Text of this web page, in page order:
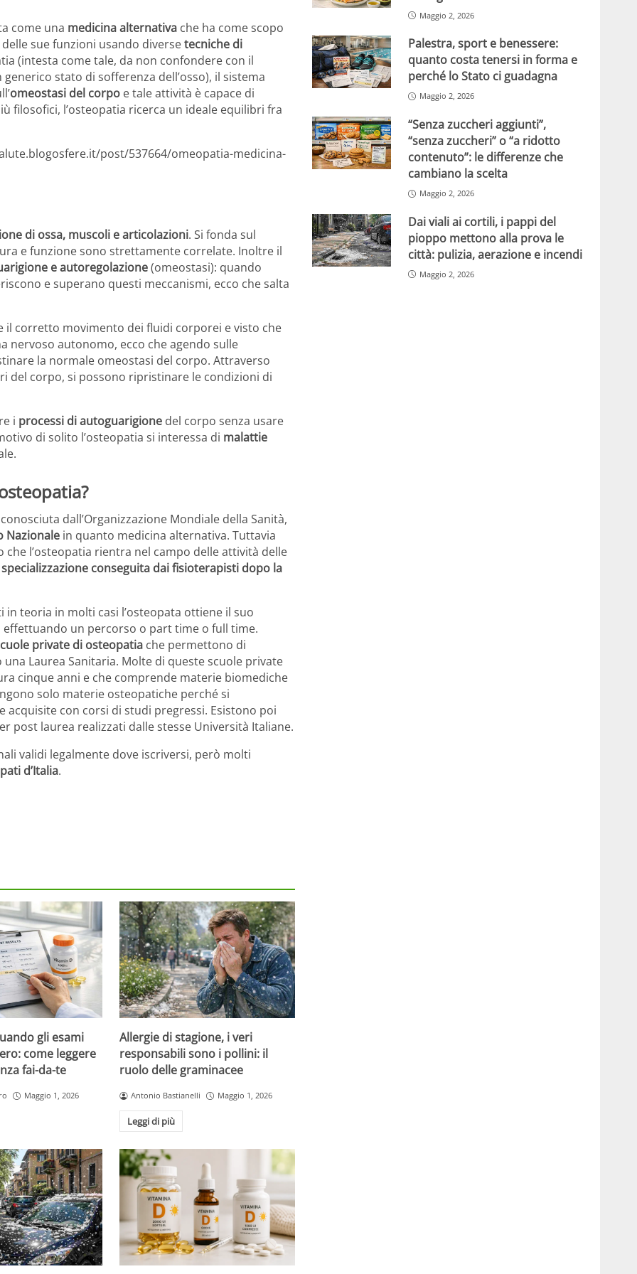
come una medicina alternativa che ha come scopo
delle sue funzioni usando diversetecniche di
(intesta come tale, da non confondere con il
stato di sofferenza dell’osso), il sistema
omeostasi del corpo e tale attività è capace di
filosofici, l’osteopatia ricerca un ideale equilibri fra
post/537664/omeopatia-medicina-
di ossa, muscoli e articolazioni. Si fonda sul
e funzione sono strettamente correlate. Inoltre il
e autoregolazione(omeostasi): quando
e superano questi meccanismi, ecco che salta
il corretto movimento dei fluidi corporei e visto che
nervoso autonomo, ecco che agendo sulle
la normale omeostasi del corpo. Attraverso
del corpo, si possono ripristinare le condizioni di
i processi di autoguarigione del corpo senza usare
di solito l’osteopatia si interessa di malattie
dall’Organizzazione Mondiale della Sanità,
Nazionale in quanto medicina alternativa. Tuttavia
l’osteopatia rientra nel campo delle attività delle
specializzazione conseguita dai fisioterapisti dopo la
in teoria in molti casi l’osteopata ottiene il suo
un percorso o part time o full time.
private di osteopatia che permettono di
Laurea Sanitaria. Molte di queste scuole private
cinque anni e che comprende materie biomediche
solo materie osteopatiche perché si
con corsi di studi pregressi. Esistono poi
post laurea realizzati dalle stesse Università Italiane.
validi legalmente dove iscriversi, però molti
d’Italia.
gli esami
come leggere
fai-da-te
Maggio 1, 2026
Allergie di stagione, i veri
responsabili sono i pollini: il
ruolo delle graminacee
Antonio Bastianelli Maggio 1, 2026
Leggi di più
Maggio 2, 2026
Palestra, sport e benessere:
quanto costa tenersi in forma e
perché lo Stato ci guadagna
Maggio 2, 2026
“Senza zuccheri aggiunti”,
“senza zuccheri” o “a ridotto
contenuto”: le differenze che
cambiano la scelta
Maggio 2, 2026
Dai viali ai cortili, i pappi del
pioppo mettono alla prova le
città: pulizia, aerazione e incendi
Maggio 2, 2026